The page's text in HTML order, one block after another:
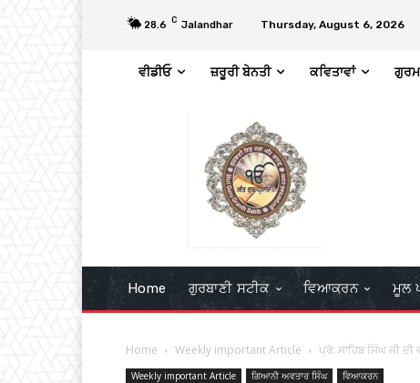
28.6 C Jalandhar Thursday, August 6, 2026
ਵੀਡੀਓ ਜ਼ਰੂਰੀ ਬੇਨਤੀ ਕਵਿਤਾਵਾਂ
Home ਗੁਰਬਾਣੀ ਸਟੀਕ ਵਿਆਕਰਨ ਮੂਲ
Home Weekly important Article ਪ੍ਰੋ: ਸਾਹਿਬ ਸਿੰਘ ਜੀ
Weekly important Article ਗਿਆਨੀ ਅਵਤਾਰ ਸਿੰਘ ਵਿਆਕਰਨ